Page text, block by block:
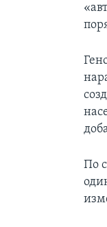
По